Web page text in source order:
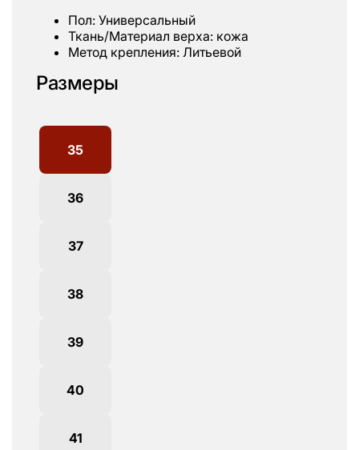
Пол: Универсальный
Ткань/Материал верха: кожа
Метод крепления: Литьевой
Размеры
35
36
37
38
39
40
41